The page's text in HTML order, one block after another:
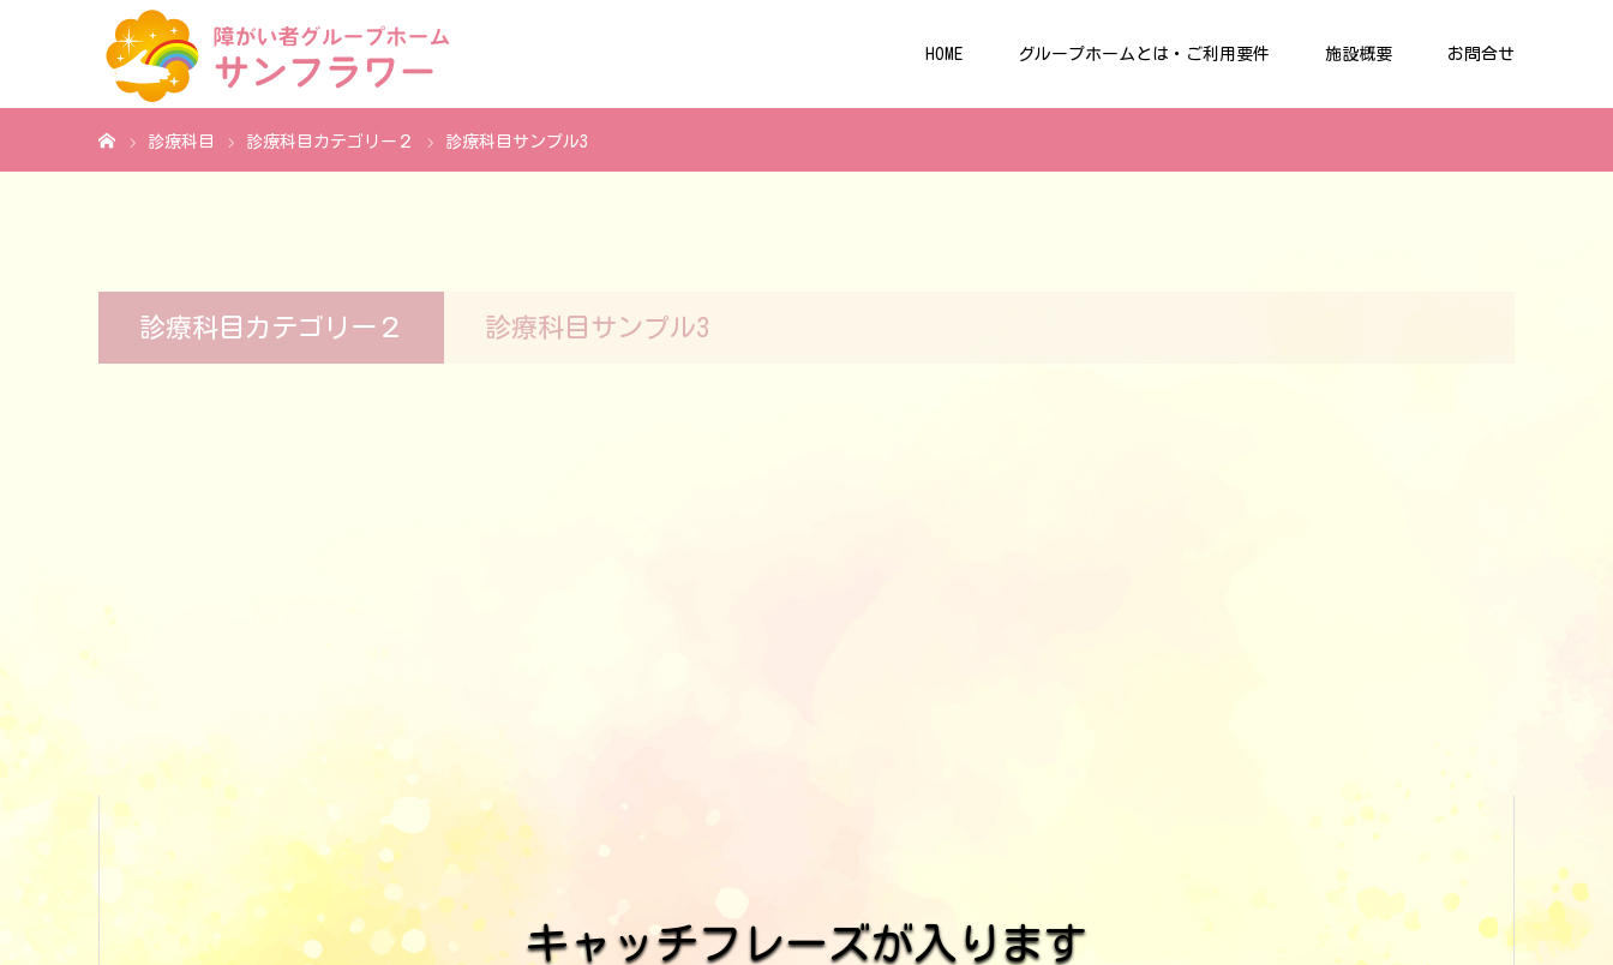
HOME グループホームとは・ご利用要件 施設概要 お問合せ
診療科目 診療科目カテゴリー２ 診療科目サンプル3
診療科目カテゴリー２ 診療科目サンプル3
キャッチフレーズが入ります